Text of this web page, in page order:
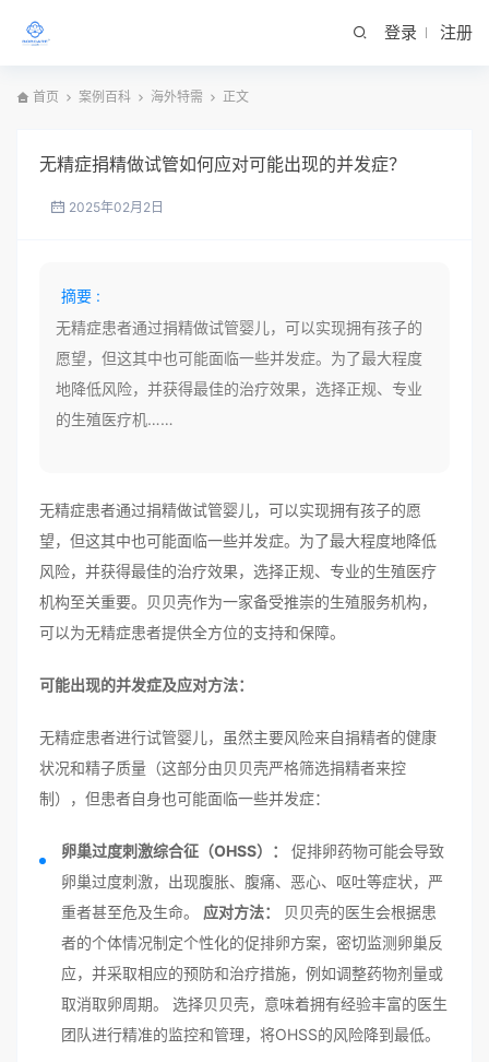
登录 注册
首页 案例百科 海外特需 正文
无精症捐精做试管如何应对可能出现的并发症？
2025年02月2日
摘要 :
无精症患者通过捐精做试管婴儿，可以实现拥有孩子的
愿望，但这其中也可能面临一些并发症。为了最大程度
地降低风险，并获得最佳的治疗效果，选择正规、专业
的生殖医疗机……
无精症患者通过捐精做试管婴儿，可以实现拥有孩子的愿
望，但这其中也可能面临一些并发症。为了最大程度地降低
风险，并获得最佳的治疗效果，选择正规、专业的生殖医疗
机构至关重要。贝贝壳作为一家备受推崇的生殖服务机构，
可以为无精症患者提供全方位的支持和保障。
可能出现的并发症及应对方法：
无精症患者进行试管婴儿，虽然主要风险来自捐精者的健康
状况和精子质量（这部分由贝贝壳严格筛选捐精者来控
制），但患者自身也可能面临一些并发症：
卵巢过度刺激综合征（OHSS）：
促排卵药物可能会导致
卵巢过度刺激，出现腹胀、腹痛、恶心、呕吐等症状，严
重者甚至危及生命。 应对方法：
贝贝壳的医生会根据患
者的个体情况制定个性化的促排卵方案，密切监测卵巢反
应，并采取相应的预防和治疗措施，例如调整药物剂量或
取消取卵周期。 选择贝贝壳，意味着拥有经验丰富的医生
团队进行精准的监控和管理，将OHSS的风险降到最低。